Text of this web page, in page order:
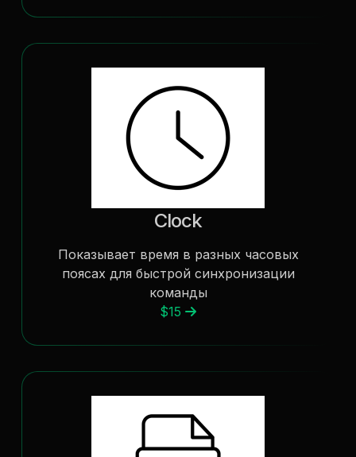
Clock
Показывает время в разных часовых
поясах для быстрой синхронизации
команды
$15